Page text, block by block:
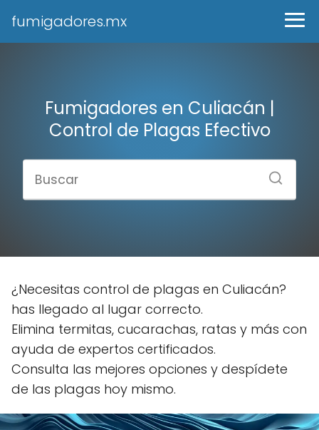
fumigadores.mx
Fumigadores en Culiacán |
Control de Plagas Efectivo
¿Necesitas control de plagas en Culiacán?
has llegado al lugar correcto.
Elimina termitas, cucarachas, ratas y más con
ayuda de expertos certificados.
Consulta las mejores opciones y despídete
de las plagas hoy mismo.